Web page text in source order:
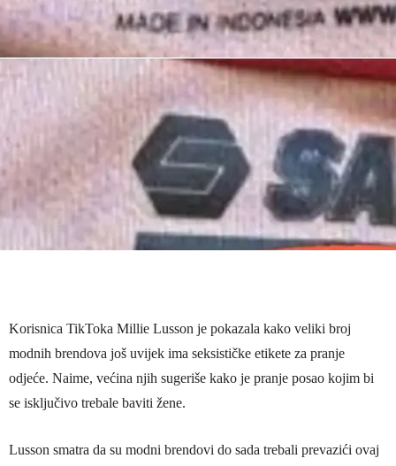
Korisnica TikToka Millie Lusson je pokazala kako veliki broj
modnih brendova još uvijek ima seksističke etikete za pranje
odjeće. Naime, većina njih sugeriše kako je pranje posao kojim bi
se isključivo trebale baviti žene.
Lusson smatra da su modni brendovi do sada trebali prevazići ovaj